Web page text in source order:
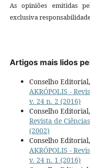
As opiniões emitidas
exclusiva
Artigos mais lidos
Conselho Editorial,
AKRÓPOLIS -
v. 24 n. 2 (2016)
Conselho Editorial,
Revista de
(2002)
Conselho Editorial,
AKRÓPOLIS -
v. 24 n. 1 (2016)